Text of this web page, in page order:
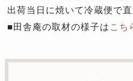
出荷当日に焼いて冷蔵便で直
■田舎庵の取材の様子は こち